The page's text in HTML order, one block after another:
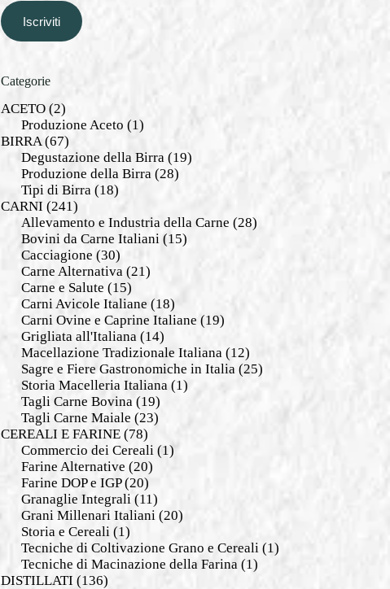
Iscriviti
Categorie
ACETO(2)
Produzione Aceto (1)
BIRRA(67)
Degustazione della Birra (19)
Produzione della Birra (28)
Tipi di Birra (18)
CARNI (241)
Allevamento e Industria della Carne (28)
Bovini da Carne Italiani (15)
Cacciagione (30)
Carne Alternativa (21)
Carne e Salute (15)
Carni Avicole Italiane (18)
Carni Ovine e Caprine Italiane (19)
Grigliata all'Italiana (14)
Macellazione Tradizionale Italiana (12)
Sagre e Fiere Gastronomiche in Italia (25)
Storia Macelleria Italiana (1)
Tagli Carne Bovina (19)
Tagli Carne Maiale (23)
CEREALI E FARINE(78)
Commercio dei Cereali (1)
Farine Alternative (20)
Farine DOP e IGP(20)
Granaglie Integrali (11)
Grani Millenari Italiani (20)
Storia e Cereali (1)
Tecniche di Coltivazione Grano e Cereali (1)
Tecniche di Macinazione della Farina (1)
DISTILLATI (136)